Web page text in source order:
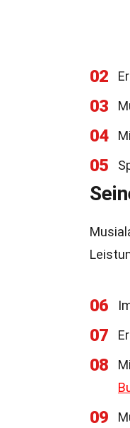
02
03
04
05
06
07
08
09